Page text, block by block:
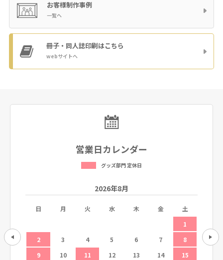
お客様制作事例
一覧へ
冊子・同人誌印刷はこちら
webサイトへ
営業日カレンダー
グッズ部門 定休日
12
2026年8月
日 月 火 水 木 金
土
1
2
3 4 5 6 7
8
9
10 11 12 13 14
15
6